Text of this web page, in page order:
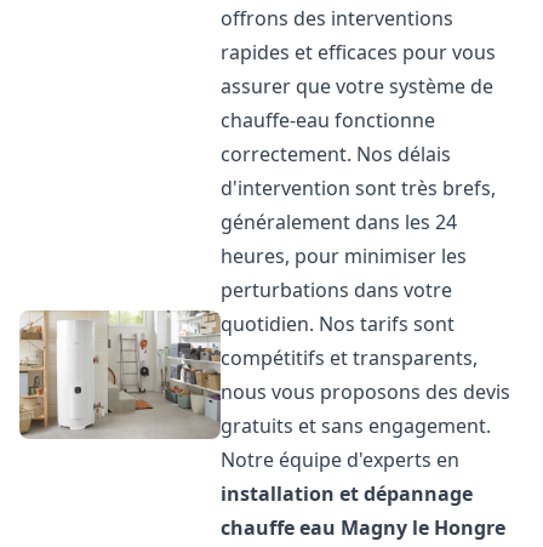
offrons des interventions
rapides et efficaces pour vous
assurer que votre système de
chauffe-eau fonctionne
correctement. Nos délais
d'intervention sont très brefs,
généralement dans les 24
heures, pour minimiser les
perturbations dans votre
quotidien. Nos tarifs sont
compétitifs et transparents,
nous vous proposons des devis
gratuits et sans engagement.
Notre équipe d'experts en
installation et dépannage
chauffe eau Magny le Hongre